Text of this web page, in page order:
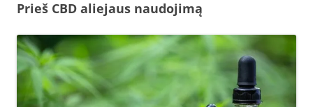
Prieš CBD aliejaus naudojimą